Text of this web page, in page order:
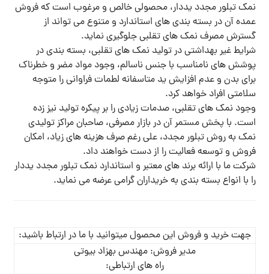
نمک تبلور مجدد یددار، محصولی خالص و مرغوب است که فروش
عمده آن در بسته بندی های استاندارد و متنوع می تواند از
گسترش مصرف نمک های تقلبی جلوگیری نماید.
شرایط غیر بهداشتی در تولید نمک های تقلبی، بسته بندی در
پوشش های نامناسب با جنس ناسالم، وجود مواد مضر و خطرناک
برای بدن و عدم افزایش ید متاسفانه لطمات فراوانی را متوجه
سلامتی افراد خواهد کرد.
وجود نمک های تقلبی، صدمات زیادی را بر پیکره تولید نیز زده
است. با پخش مستمر آن در بازار مصرفی، صاحبان مراکز تولیدی
نمک به روش تبلور مجدد، علی رغم صرف هزینه های زیاد، امکان
فروش و توسعه فعالیت را از دست خواهند داد.
شرکت ما با ارائه برند های معتبر و استاندارد نمک تبلور مجدد یددار
را با انواع بسته بندی به خریداران گرامی عرضه می نماید.
جهت خرید و فروش این محصول میتوانید با ما در ارتباط باشید:
مدیر فروش: مهندس بهزاد بیوتی
راه های ارتباطی: